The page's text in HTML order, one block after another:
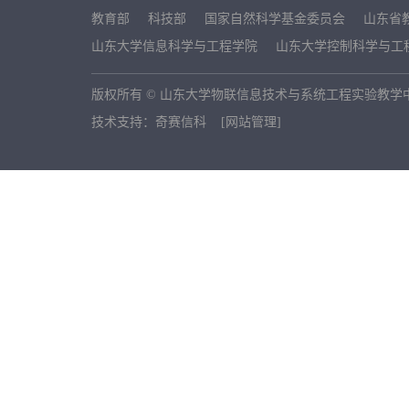
教育部
科技部 国家自然科学基金委员会
山东省
山东大学信息科学与工程学院
山东大学控制科学与工
版权所有 © 山东大学物联信息技术与系统工程实验教
技术支持：奇赛信科
[网站管理]